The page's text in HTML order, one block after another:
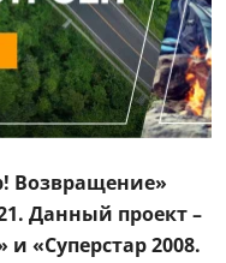
Возвращение»
Данный проект –
«Суперстар 2008.